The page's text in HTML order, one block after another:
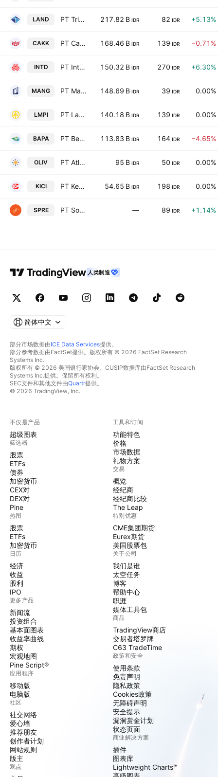
LAND PT Trimitra Propertindo Tbk 217.82 B IDR 82 IDR +5.13%
CAKK PT Cahayaputra Asa Keramik Tbk 168.46 B IDR 139 IDR −0.71%
INTD PT Inter-Delta Tbk 150.32 B IDR 270 IDR +6.30%
MANG PT Manggung Polahraya Tbk 148.69 B IDR 39 IDR 0.00%
LMPI PT Langgeng Makmur Industri Tbk 140.18 B IDR 139 IDR 0.00%
BAPA PT Bekasi Asri Pemula Tbk 113.83 B IDR 164 IDR −4.65%
OLIV PT Atlas Nexus Group Tbk 95 B IDR 50 IDR 0.00%
KICI PT Kedaung Indah Can Tbk 54.65 B IDR 198 IDR 0.00%
SPRE PT Soraya Berjaya Indonesia Tbk — 89 IDR +1.14%
人类制造
简体中文
部分市场数据由ICE Data Services提供。
部分参考数据由FactSet提供。版权所有 © 2026 FactSet Research
Systems Inc.
版权所有 © 2026 美国银行家协会。CUSIP数据库由FactSet Research
Systems Inc.提供。保留所有权利。
SEC文件和其他文件由Quartr提供。
© 2026 TradingView, Inc.
不仅是产品
超级图表
筛选器
股票
ETFs
债券
加密货币
CEX对
DEX对
Pine
热图
股票
ETFs
加密货币
日历
经济
收益
股利
IPO
更多产品
新闻流
投资组合
基本面图表
收益率曲线
期权
宏观地图
Pine Script®
应用程序
移动版
电脑版
社区
社交网络
爱心墙
推荐朋友
创作者计划
网站规则
版主
观点
工具和订阅
功能特色
价格
市场数据
礼物方案
交易
概览
经纪商
经纪商比较
The Leap
特别优惠
CME集团期货
Eurex期货
美国股票包
关于公司
我们是谁
太空任务
博客
帮助中心
职涯
媒体工具包
商品
TradingView商店
交易者塔罗牌
C63 TradeTime
政策和安全
使用条款
免责声明
隐私政策
Cookies政策
无障碍声明
安全提示
漏洞赏金计划
状态页面
商业解决方案
插件
图表库
Lightweight Charts™